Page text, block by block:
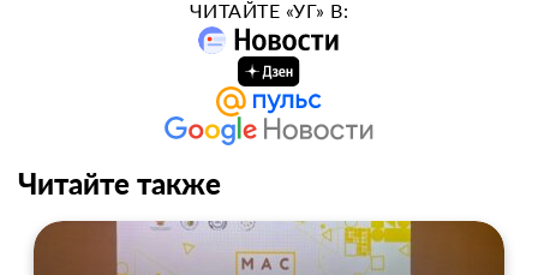
ЧИТАЙТЕ «УГ» В:
Читайте также